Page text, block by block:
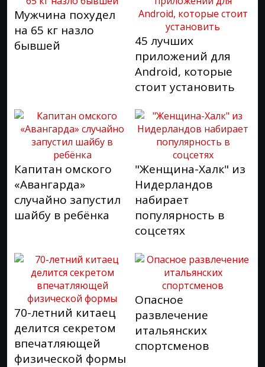
Мужчина похудел
на 65 кг назло
бывшей
45 лучших
приложений для
Android, которые
стоит установить
Капитан омского
«Авангарда»
случайно запустил
шайбу в ребёнка
"Женщина-Халк" из
Нидерландов
набирает
популярность в
соцсетях
70-летний китаец
делится секретом
впечатляющей
физической формы
Опасное
развлечение
итальянских
спортсменов